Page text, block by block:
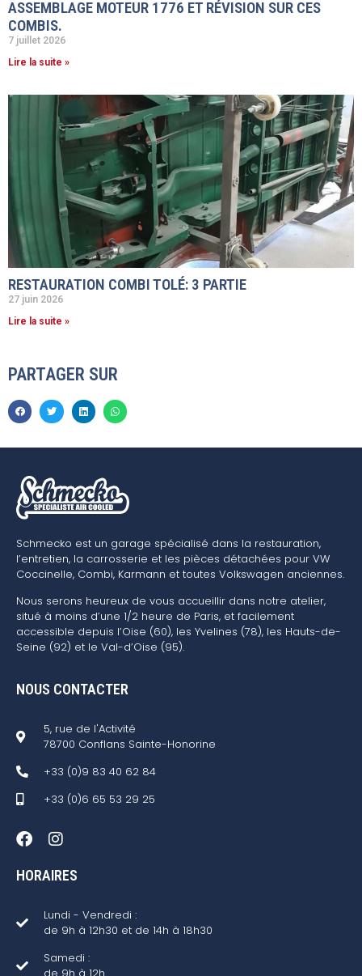
ASSEMBLAGE MOTEUR 1776 ET RÉVISION SUR CES
COMBIS.
7 juillet 2026
Lire la suite »
RESTAURATION COMBI TOLÉ: 3 PARTIE
27 juin 2026
Lire la suite »
PARTAGER SUR
Schmecko est un garage spécialisé dans la restauration,
l’entretien, la carrosserie et les pièces détachées pour VW
Coccinelle, Combi, Karmann et toutes Volkswagen anciennes.
Nous serons heureux de vous accueillir dans notre atelier,
situé à moins d’une 1/2 heure de Paris, et facilement
accessible depuis l’Oise (60), les Yvelines (78), les Hauts-de-
Seine (92) et le Val-d’Oise (95).
NOUS CONTACTER
5, rue de l'Activité
78700 Conflans Sainte-Honorine
+33 (0)9 83 40 62 84
+33 (0)6 65 53 29 25
HORAIRES
Lundi - Vendredi :
de 9h à 12h30 et de 14h à 18h30
Samedi :